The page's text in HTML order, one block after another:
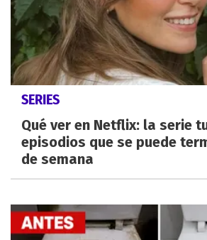
SERIES
Qué ver en Netflix: la serie
episodios que se puede
de semana